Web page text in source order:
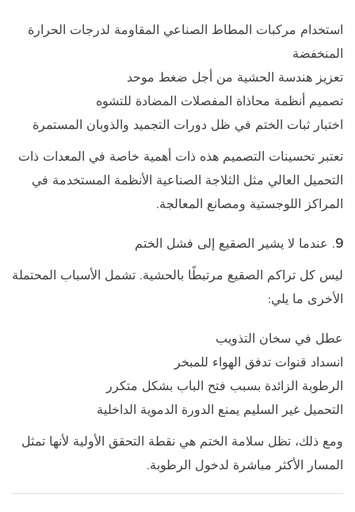
استخدام مركبات المطاط الصناعي المقاومة لدرجات الحرارة
المنخفضة
تعزيز هندسة الحشية من أجل ضغط موحد
تصميم أنظمة محاذاة المفصلات المضادة للتشوه
اختبار ثبات الختم في ظل دورات التجميد والذوبان المستمرة
تعتبر تحسينات التصميم هذه ذات أهمية خاصة في المعدات ذات
التحميل العالي مثل الثلاجة الصناعية الأنظمة المستخدمة في
المراكز اللوجستية ومصانع المعالجة.
9. عندما لا يشير الصقيع إلى فشل الختم
ليس كل تراكم الصقيع مرتبطًا بالحشية. تشمل الأسباب المحتملة
الأخرى ما يلي:
عطل في سخان التذويب
انسداد قنوات تدفق الهواء للمبخر
الرطوبة الزائدة بسبب فتح الباب بشكل متكرر
التحميل غير السليم يمنع الدورة الدموية الداخلية
ومع ذلك، تظل سلامة الختم هي نقطة التحقق الأولية لأنها تمثل
المسار الأكثر مباشرة لدخول الرطوبة.